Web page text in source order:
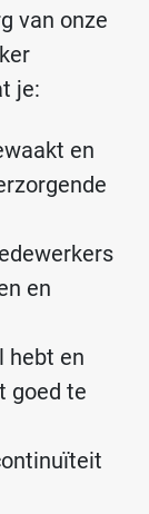
van onze
je:
en
en
hebt en
goed te